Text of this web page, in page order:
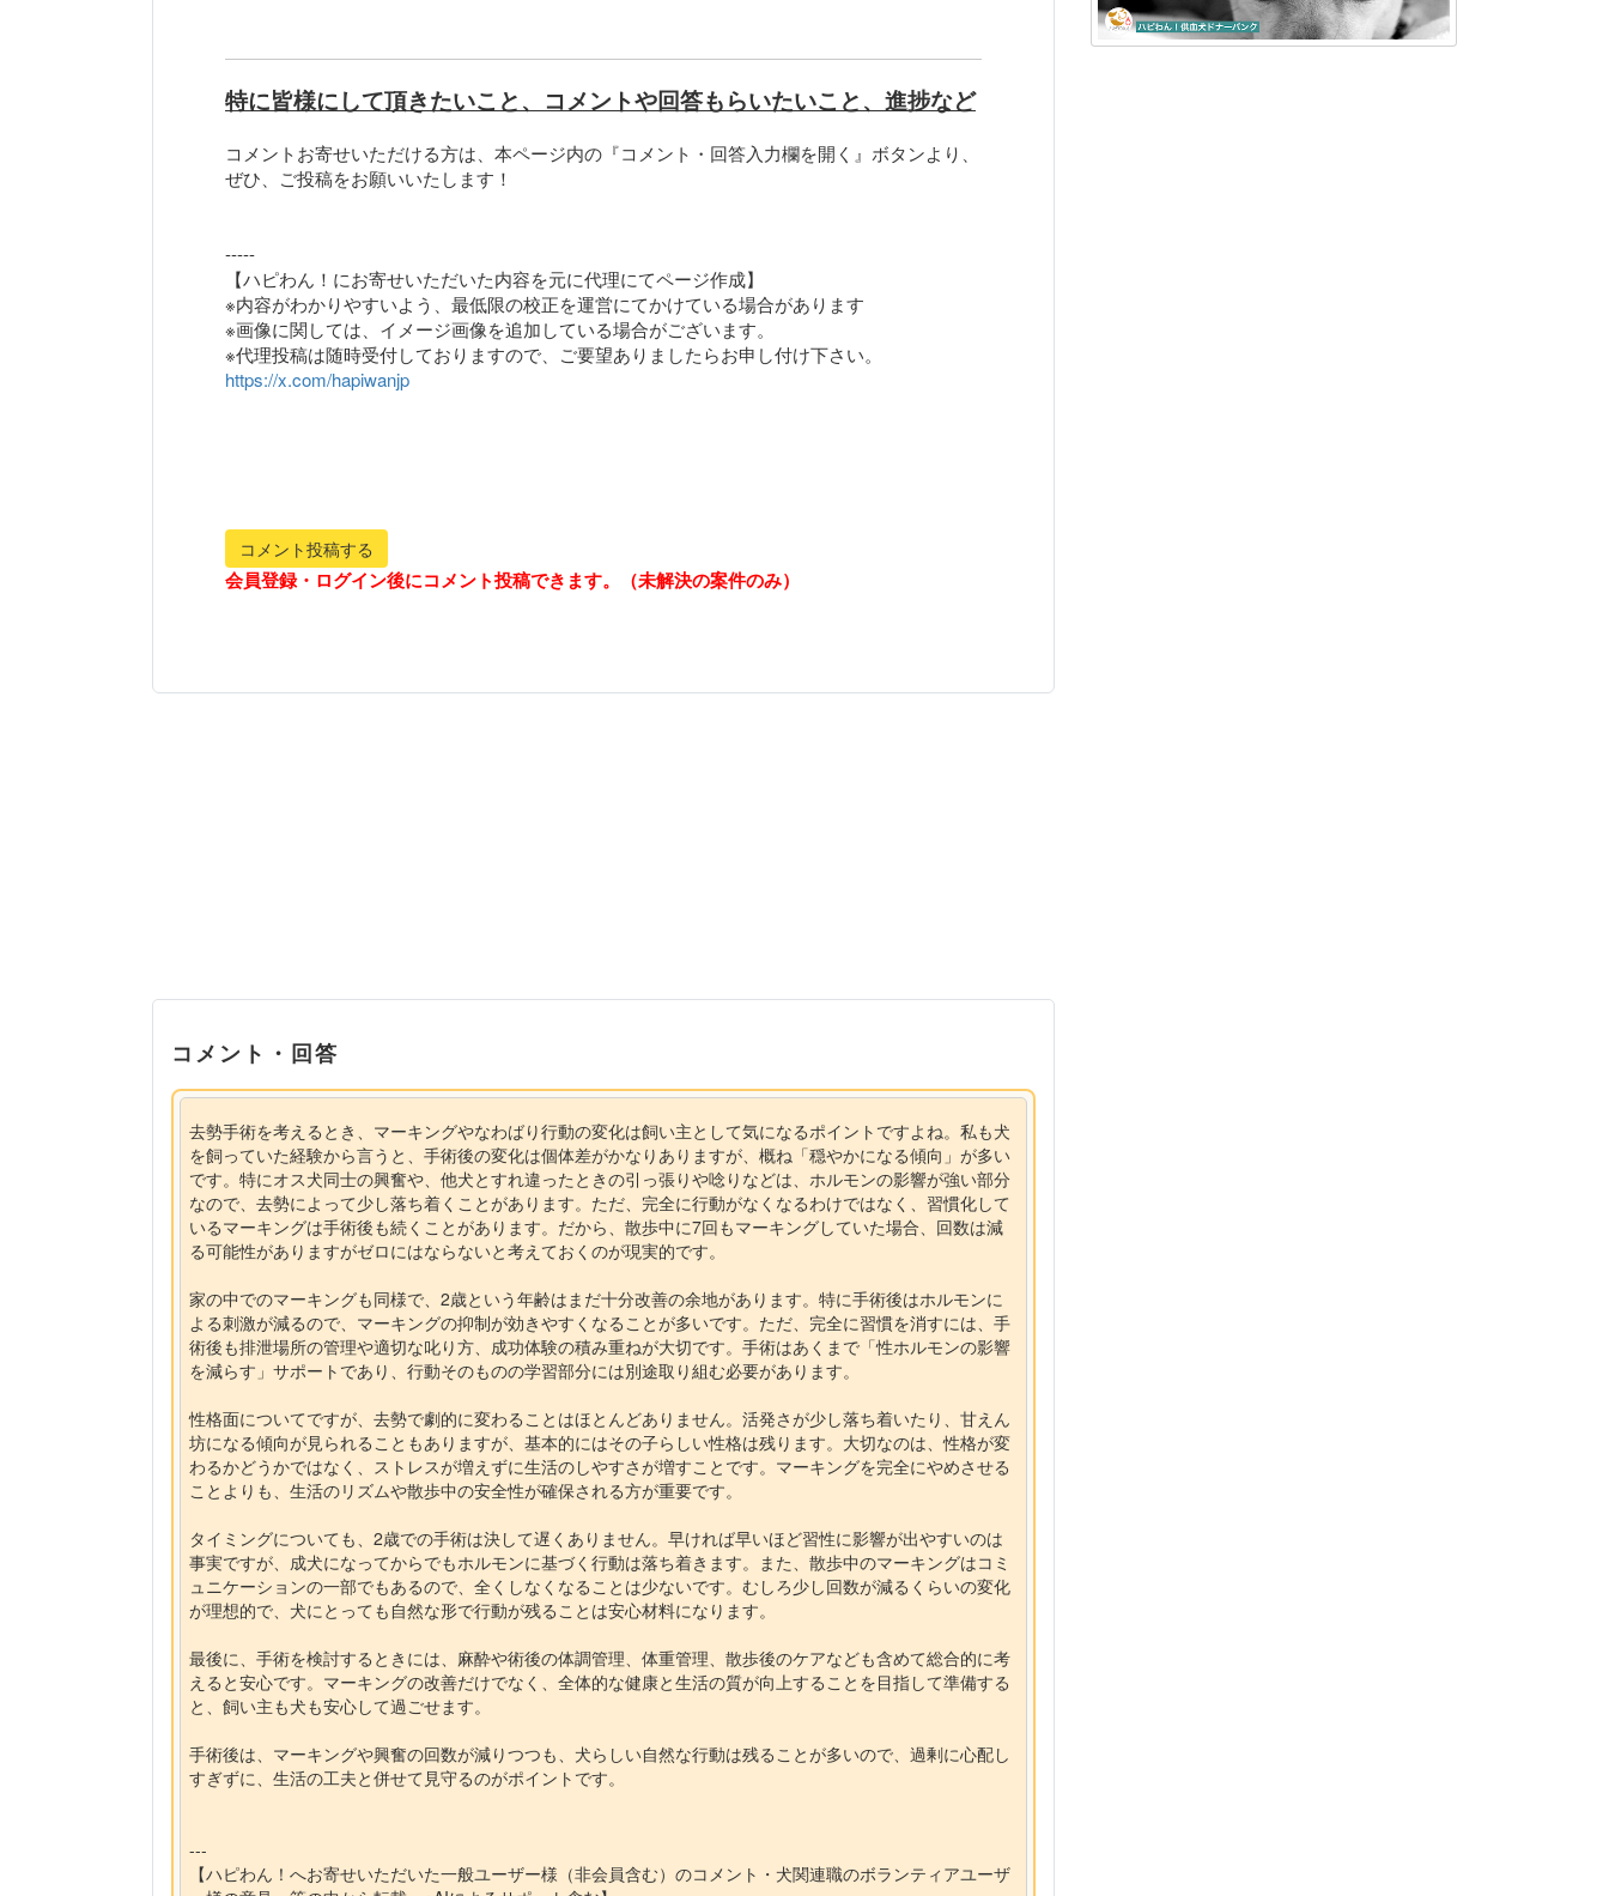
特に皆様にして頂きたいこと、コメントや回答もらいたいこと、進捗など
コメントお寄せいただける方は、本ページ内の『コメント・回答入力欄を開く』ボタンより、
ぜひ、ご投稿をお願いいたします！
-----
【ハピわん！にお寄せいただいた内容を元に代理にてページ作成】
※内容がわかりやすいよう、最低限の校正を運営にてかけている場合があります
※画像に関しては、イメージ画像を追加している場合がございます。
https://x.com/hapiwanjp
コメント投稿する
会員登録・ログイン後にコメント投稿できます。（未解決の案件のみ）
コメント・回答
去勢手術を考えるとき、マーキングやなわばり行動の変化は飼い主として気になるポイントですよね。私も犬
を飼っていた経験から言うと、手術後の変化は個体差がかなりありますが、概ね「穏やかになる傾向」が多い
です。特にオス犬同士の興奮や、他犬とすれ違ったときの引っ張りや唸りなどは、ホルモンの影響が強い部分
なので、去勢によって少し落ち着くことがあります。ただ、完全に行動がなくなるわけではなく、習慣化して
いるマーキングは手術後も続くことがあります。だから、散歩中に7回もマーキングしていた場合、回数は減
る可能性がありますがゼロにはならないと考えておくのが現実的です。
家の中でのマーキングも同様で、2歳という年齢はまだ十分改善の余地があります。特に手術後はホルモンに
よる刺激が減るので、マーキングの抑制が効きやすくなることが多いです。ただ、完全に習慣を消すには、手
術後も排泄場所の管理や適切な叱り方、成功体験の積み重ねが大切です。手術はあくまで「性ホルモンの影響
を減らす」サポートであり、行動そのものの学習部分には別途取り組む必要があります。
性格面についてですが、去勢で劇的に変わることはほとんどありません。活発さが少し落ち着いたり、甘えん
坊になる傾向が見られることもありますが、基本的にはその子らしい性格は残ります。大切なのは、性格が変
わるかどうかではなく、ストレスが増えずに生活のしやすさが増すことです。マーキングを完全にやめさせる
ことよりも、生活のリズムや散歩中の安全性が確保される方が重要です。
タイミングについても、2歳での手術は決して遅くありません。早ければ早いほど習性に影響が出やすいのは
事実ですが、成犬になってからでもホルモンに基づく行動は落ち着きます。また、散歩中のマーキングはコミ
ュニケーションの一部でもあるので、全くしなくなることは少ないです。むしろ少し回数が減るくらいの変化
が理想的で、犬にとっても自然な形で行動が残ることは安心材料になります。
最後に、手術を検討するときには、麻酔や術後の体調管理、体重管理、散歩後のケアなども含めて総合的に考
えると安心です。マーキングの改善だけでなく、全体的な健康と生活の質が向上することを目指して準備する
と、飼い主も犬も安心して過ごせます。
手術後は、マーキングや興奮の回数が減りつつも、犬らしい自然な行動は残ることが多いので、過剰に心配し
すぎずに、生活の工夫と併せて見守るのがポイントです。
---
【ハピわん！へお寄せいただいた一般ユーザー様（非会員含む）のコメント・犬関連職のボランティアユーザ